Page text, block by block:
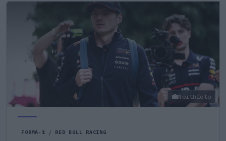
Northfoto
FORMA-1 / RED BULL RACING